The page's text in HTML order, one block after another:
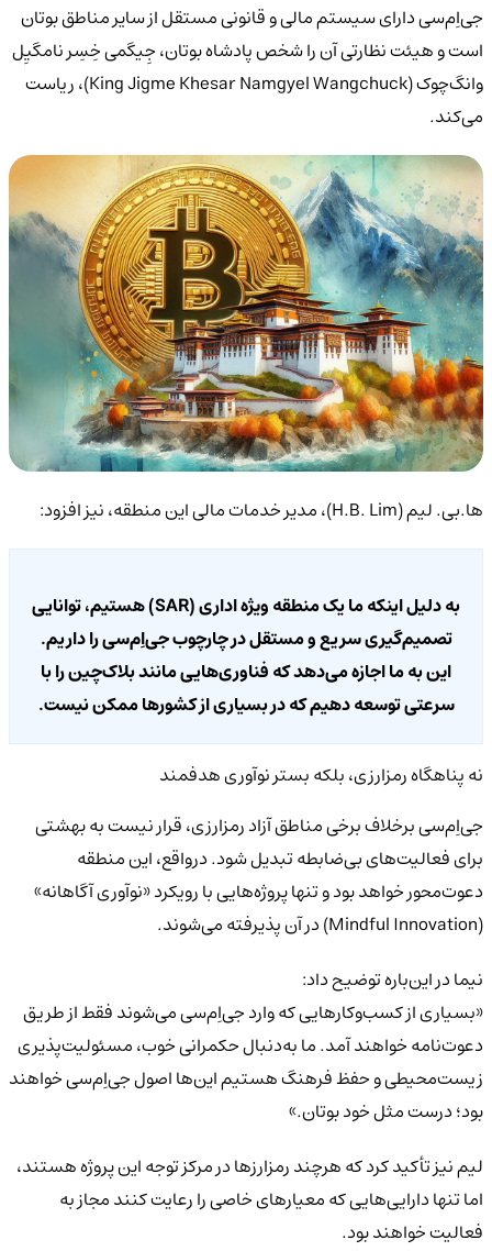
جی‌اِم‌سی دارای سیستم مالی و قانونی مستقل از سایر مناطق بوتان
است و هیئت نظارتی آن را شخص پادشاه بوتان، جِیگمی خِسِر نامگیِل
وانگ‌چوک (King Jigme Khesar Namgyel Wangchuck)، ریاست
می‌کند.
ها.بی. لیم (H.B. Lim)، مدیر خدمات مالی این منطقه، نیز افزود:
به دلیل اینکه ما یک منطقه ویژه اداری (SAR) هستیم، توانایی
تصمیم‌گیری سریع و مستقل در چارچوب جی‌اِم‌سی را داریم.
این به ما اجازه می‌دهد که فناوری‌هایی مانند بلاک‌چین را با
سرعتی توسعه دهیم که در بسیاری از کشورها ممکن نیست.
نه پناهگاه رمزارزی، بلکه بستر نوآوری هدفمند
جی‌اِم‌سی برخلاف برخی مناطق آزاد رمزارزی، قرار نیست به بهشتی
برای فعالیت‌های بی‌ضابطه تبدیل شود. درواقع، این منطقه
دعوت‌محور خواهد بود و تنها پروژه‌هایی با رویکرد «نوآوری آگاهانه»
نیما در این‌باره توضیح داد:
«بسیاری از کسب‌وکارهایی که وارد جی‌اِم‌سی می‌شوند فقط از طریق
دعوت‌نامه خواهند آمد. ما به‌دنبال حکمرانی خوب، مسئولیت‌پذیری
زیست‌محیطی و حفظ فرهنگ هستیم این‌ها اصول جی‌اِم‌سی خواهند
بود؛ درست مثل خود بوتان.»
لیم نیز تأکید کرد که هرچند رمزارزها در مرکز توجه این پروژه هستند،
اما تنها دارایی‌هایی که معیارهای خاصی را رعایت کنند مجاز به
فعالیت خواهند بود.